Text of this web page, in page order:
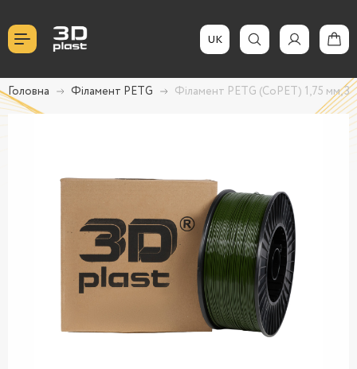
UK
Головна Філамент PETG Філамент PETG (CoPET) 1,75 мм, 3,0